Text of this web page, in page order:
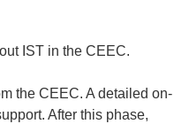
IST in the CEEC.
the CEEC. A detailed on-
After this phase,